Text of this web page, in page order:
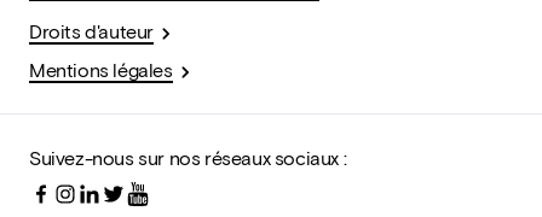
Droits d'auteur
Mentions légales
Suivez-nous sur nos réseaux sociaux :